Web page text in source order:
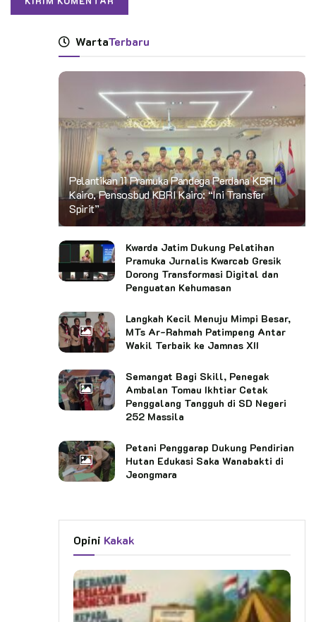
WartaTerbaru
Pelantikan 11 Pramuka Pandega Perdana KBRI
Kairo, Pensosbud KBRI Kairo: “Ini Transfer
Spirit”
Kwarda Jatim Dukung Pelatihan
Pramuka Jurnalis Kwarcab Gresik
Dorong Transformasi Digital dan
Penguatan Kehumasan
Langkah Kecil Menuju Mimpi Besar,
MTs Ar-Rahmah Patimpeng Antar
Wakil Terbaik ke Jamnas XII
Semangat Bagi Skill, Penegak
Ambalan Tomau Ikhtiar Cetak
Penggalang Tangguh di SD Negeri
252 Massila
Petani Penggarap Dukung Pendirian
Hutan Edukasi Saka Wanabakti di
Jeongmara
Opini Kakak